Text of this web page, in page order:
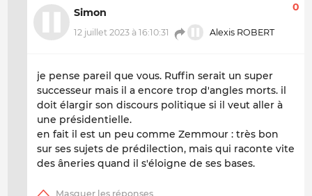
Simon
12 juillet 2023 à 16:10:31 Alexis ROBERT
0
je pense pareil que vous. Ruffin serait un super
successeur mais il a encore trop d'angles morts. il
doit élargir son discours politique si il veut aller à
une présidentielle.
en fait il est un peu comme Zemmour : très bon
sur ses sujets de prédilection, mais qui raconte vite
des âneries quand il s'éloigne de ses bases.